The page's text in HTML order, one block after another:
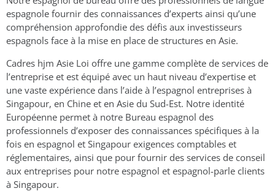
espagnole fournir des connaissances d’experts ainsi qu’une
compréhension approfondie des défis aux investisseurs
espagnols face à la mise en place de structures en Asie.
Cadres hjm Asie Loi offre une gamme complète de services de
l’entreprise et est équipé avec un haut niveau d’expertise et
une vaste expérience dans l’aide à l’espagnol entreprises à
Singapour, en Chine et en Asie du Sud-Est. Notre identité
Européenne permet à notre Bureau espagnol des
professionnels d’exposer des connaissances spécifiques à la
fois en espagnol et Singapour exigences comptables et
réglementaires, ainsi que pour fournir des services de conseil
aux entreprises pour notre espagnol et espagnol-parle clients
à Singapour.